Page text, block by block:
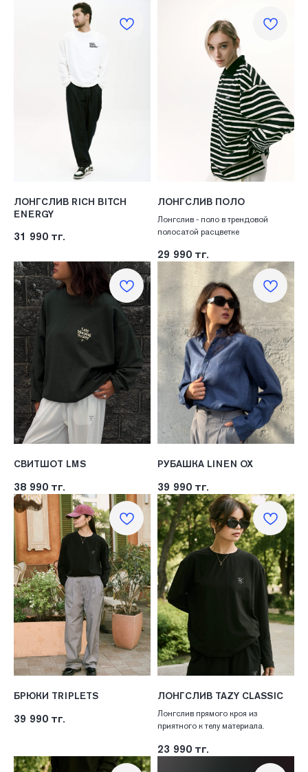
ЛОНГСЛИВ RICH BITCH
ENERGY
31 990 тг.
ЛОНГСЛИВ ПОЛО
Лонгслив - поло в трендовой
полосатой расцветке
29 990 тг.
СВИТШОТ LMS
38 990 тг.
РУБАШКА LINEN OX
39 990 тг.
БРЮКИ TRIPLETS
39 990 тг.
ЛОНГСЛИВ TAZY CLASSIC
Лонгслив прямого кроя из
приятного к телу материала.
23 990 тг.